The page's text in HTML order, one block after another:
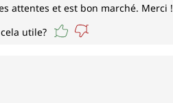
attentes et est bon marché. Merci !
utile?